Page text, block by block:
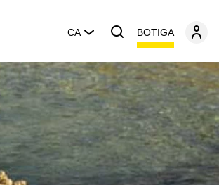
CA BOTIGA